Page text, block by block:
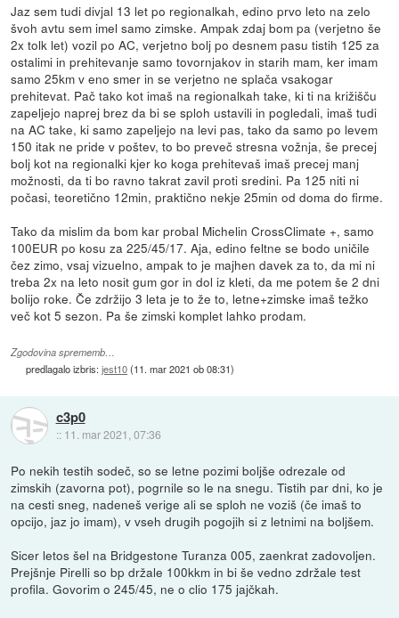
Jaz sem tudi divjal 13 let po regionalkah, edino prvo leto na zelo
švoh avtu sem imel samo zimske. Ampak zdaj bom pa (verjetno še
2x tolk let) vozil po AC, verjetno bolj po desnem pasu tistih 125 za
ostalimi in prehitevanje samo tovornjakov in starih mam, ker imam
samo 25km v eno smer in se verjetno ne splača vsakogar
prehitevat. Pač tako kot imaš na regionalkah take, ki ti na križišču
zapeljejo naprej brez da bi se sploh ustavili in pogledali, imaš tudi
na AC take, ki samo zapeljejo na levi pas, tako da samo po levem
150 itak ne pride v poštev, to bo preveč stresna vožnja, še precej
bolj kot na regionalki kjer ko koga prehitevaš imaš precej manj
možnosti, da ti bo ravno takrat zavil proti sredini. Pa 125 niti ni
počasi, teoretično 12min, praktično nekje 25min od doma do firme.
Tako da mislim da bom kar probal Michelin CrossClimate +, samo
100EUR po kosu za 225/45/17. Aja, edino feltne se bodo uničile
čez zimo, vsaj vizuelno, ampak to je majhen davek za to, da mi ni
treba 2x na leto nosit gum gor in dol iz kleti, da me potem še 2 dni
bolijo roke. Če zdržijo 3 leta je to že to, letne+zimske imaš težko
več kot 5 sezon. Pa še zimski komplet lahko prodam.
Zgodovina sprememb…
predlagalo izbris:jest10(11. mar 2021 ob 08:31)
c3p0
:: 11. mar 2021, 07:36
Po nekih testih sodeč, so se letne pozimi boljše odrezale od
zimskih (zavorna pot), pogrnile so le na snegu. Tistih par dni, ko je
na cesti sneg, nadeneš verige ali se sploh ne voziš (če imaš to
opcijo, jaz jo imam), v vseh drugih pogojih si z letnimi na boljšem.
Sicer letos šel na Bridgestone Turanza 005, zaenkrat zadovoljen.
Prejšnje Pirelli so bp držale 100kkm in bi še vedno zdržale test
profila. Govorim o 245/45, ne o clio 175 jajčkah.